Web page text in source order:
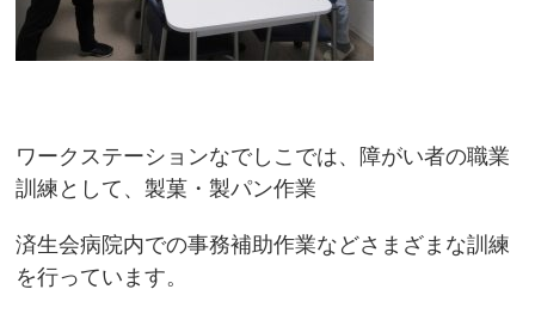
ワークステーションなでしこでは、障がい者の職業
訓練として、製菓・製パン作業
済生会病院内での事務補助作業などさまざまな訓練
を行っています。